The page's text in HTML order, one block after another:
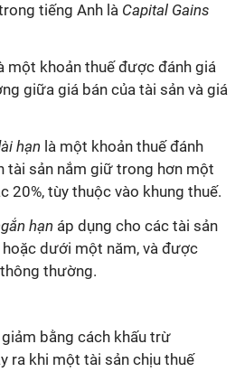
tiếng Anh là Capital Gains
một khoản thuế được đánh giá
giữa giá bán của tài sản và giá
hạn là một khoản thuế đánh
tài sản nắm giữ trong hơn một
20%, tùy thuộc vào khung thuế.
hạn áp dụng cho các tài sản
dưới một năm, và được
thường.
bằng cách khấu trừ
ra khi một tài sản chịu thuế